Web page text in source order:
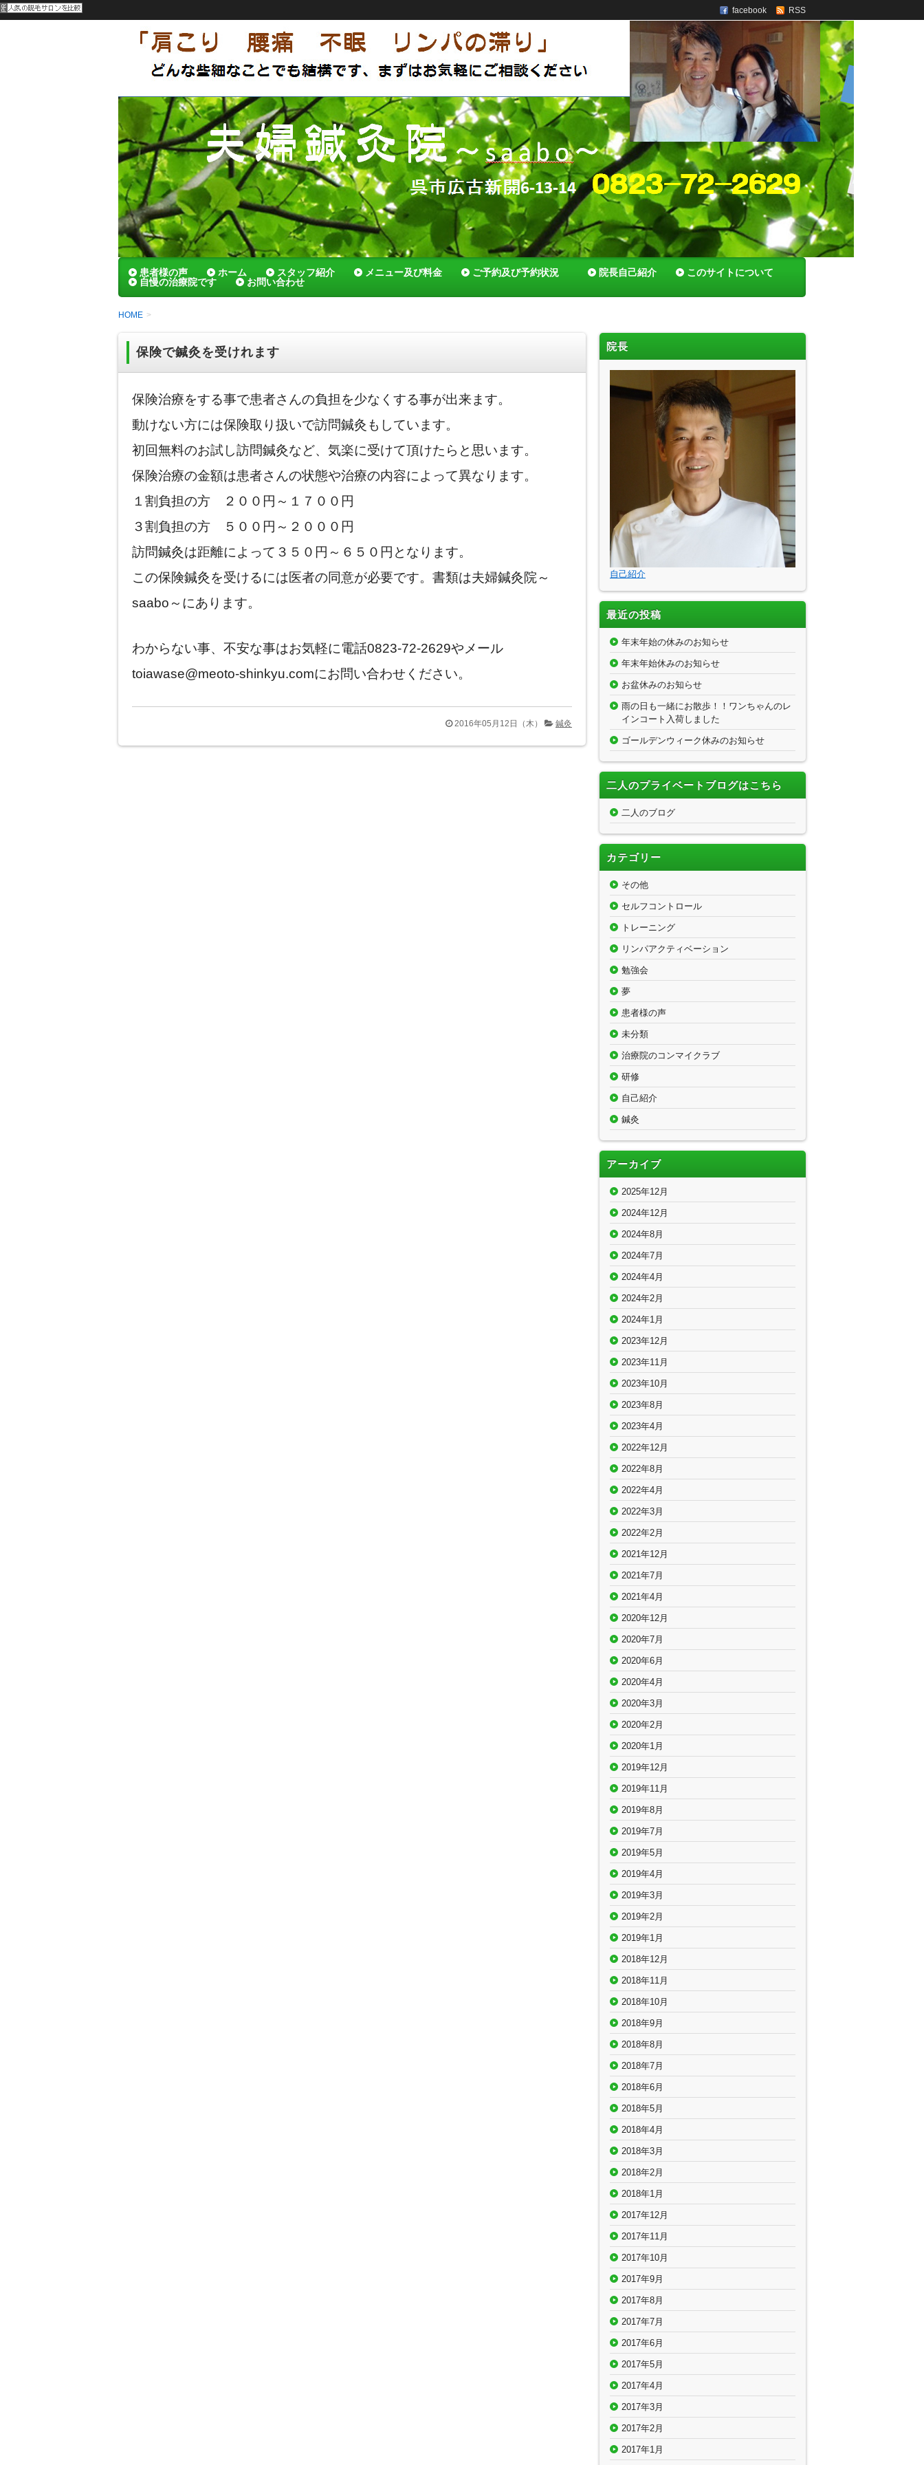
facebook RSS
夫婦鍼灸院
メンテナンスによっていつまでも健康でいれる様全力でサポートします！
患者様の声 ホーム スタッフ紹介 メニュー及び料金 ご予約及び予約状況 院長自己紹介
このサイトについて
自慢の治療院です
お問い合わせ
HOME
保険で鍼灸を受けれます
保険治療をする事で患者さんの負担を少なくする事が出来ます。
動けない方には保険取り扱いで訪問鍼灸もしています。
初回無料のお試し訪問鍼灸など、気楽に受けて頂けたらと思います。
保険治療の金額は患者さんの状態や治療の内容によって異なります。
１割負担の方 ２００円～１７００円
３割負担の方 ５００円～２０００円
訪問鍼灸は距離によって３５０円～６５０円となります。
この保険鍼灸を受けるには医者の同意が必要です。書類は夫婦鍼灸院～
saabo～にあります。
わからない事、不安な事はお気軽に電話0823-72-2629やメール
toiawase@meoto-shinkyu.comにお問い合わせください。
2016年05月12日（木） 鍼灸
院長
自己紹介
最近の投稿
年末年始の休みのお知らせ
年末年始休みのお知らせ
お盆休みのお知らせ
雨の日も一緒にお散歩！！ワンちゃんのレ
インコート入荷しました
ゴールデンウィーク休みのお知らせ
二人のプライベートブログはこちら
二人のブログ
カテゴリー
その他
セルフコントロール
トレーニング
リンパアクティベーション
勉強会
夢
患者様の声
未分類
治療院のコンマイクラブ
研修
自己紹介
鍼灸
アーカイブ
2025年12月
2024年12月
2024年8月
2024年7月
2024年4月
2024年2月
2024年1月
2023年12月
2023年11月
2023年10月
2023年8月
2023年4月
2022年12月
2022年8月
2022年4月
2022年3月
2022年2月
2021年12月
2021年7月
2021年4月
2020年12月
2020年7月
2020年6月
2020年4月
2020年3月
2020年2月
2020年1月
2019年12月
2019年11月
2019年8月
2019年7月
2019年5月
2019年4月
2019年3月
2019年2月
2019年1月
2018年12月
2018年11月
2018年10月
2018年9月
2018年8月
2018年7月
2018年6月
2018年5月
2018年4月
2018年3月
2018年2月
2018年1月
2017年12月
2017年11月
2017年10月
2017年9月
2017年8月
2017年7月
2017年6月
2017年5月
2017年4月
2017年3月
2017年2月
2017年1月